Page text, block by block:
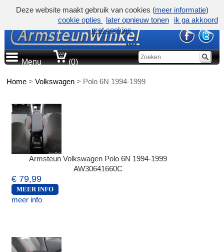
Menu (0)
Home> Volkswagen> Polo 6N 1994-1999
Armsteun Volkswagen Polo 6N 1994-1999
AW30641660C
€ 79,99
MEER INFO
meer info
Deze website maakt gebruik van cookies (meer informatie)
cookie opties
later opnieuw tonen
ik ga akkoord
met cookies